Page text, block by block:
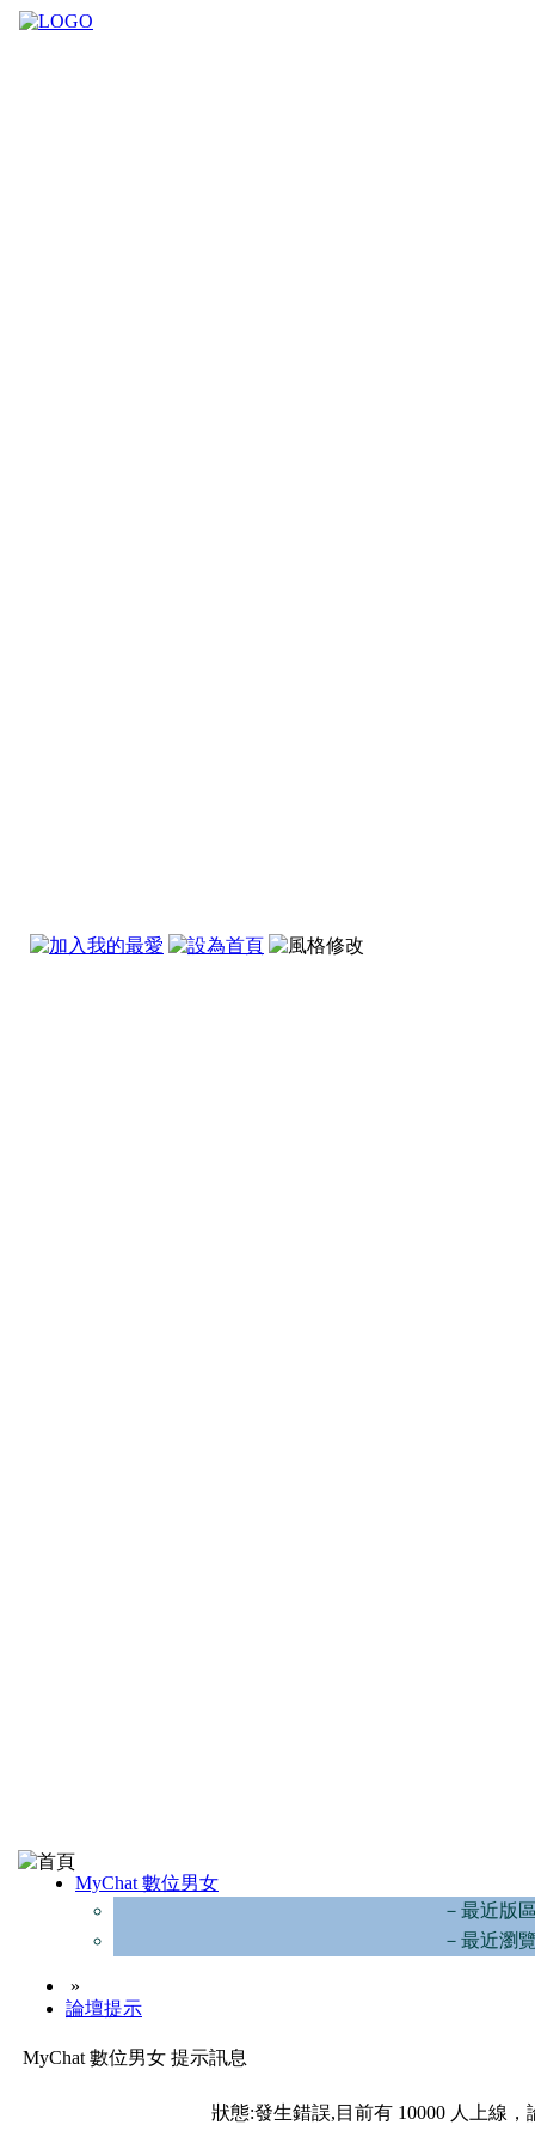
MyChat 數位男女
－最近版
－最近瀏
»
論壇提示
MyChat 數位男女 提示訊息
狀態:發生錯誤,目前有 10000 人上線